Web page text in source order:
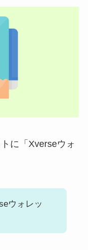
に「Xverseウォ
ウォレッ